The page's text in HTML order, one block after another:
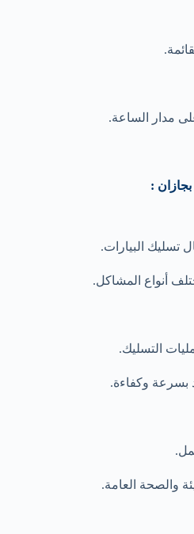
مدار الساعة.
:
تسليك البيارات.
أنواع المشاكل.
التسليك.
بسرعة وكفاءة.
والصحة العامة.